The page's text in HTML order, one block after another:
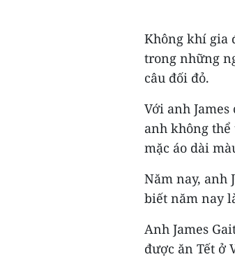
Không khí gia
trong những
câu đối đỏ.
Với anh
anh không
mặc áo dài
Năm nay, anh
biết năm nay
Anh James
được ăn Tết ở